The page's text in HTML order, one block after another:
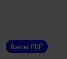
Baixar PDF